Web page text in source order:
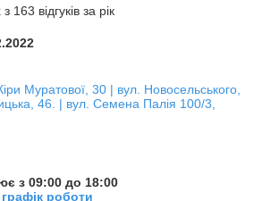
163 відгуків за рік
Муратової, 30 | вул. Новосельського,
46. | вул. Семена Палія 100/3,
з 09:00 до 18:00
роботи